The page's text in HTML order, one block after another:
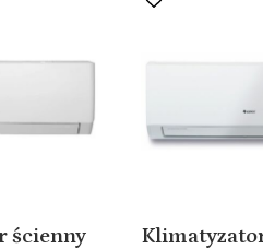
ścienny